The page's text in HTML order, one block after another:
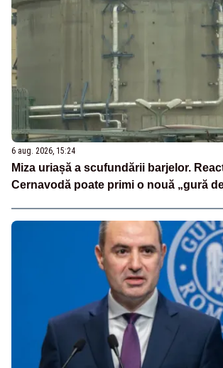
6 aug. 2026, 15:24
Miza uriașă a scufundării barjelor.
Cernavodă poate primi o nouă „gură